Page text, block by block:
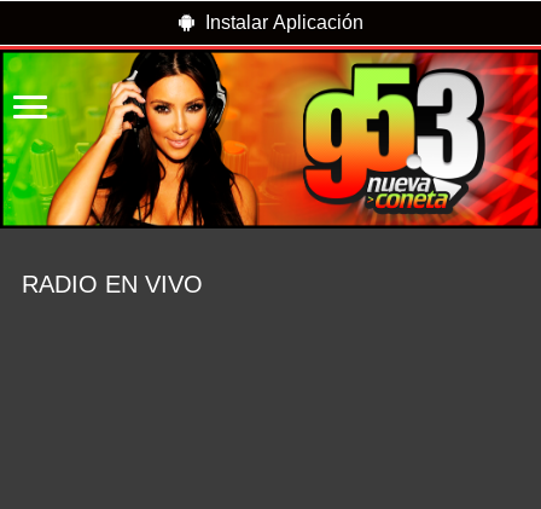
Instalar Aplicación
RADIO EN VIVO